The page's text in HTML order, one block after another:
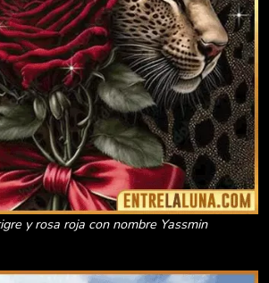
y rosa roja con nombre Yassmin